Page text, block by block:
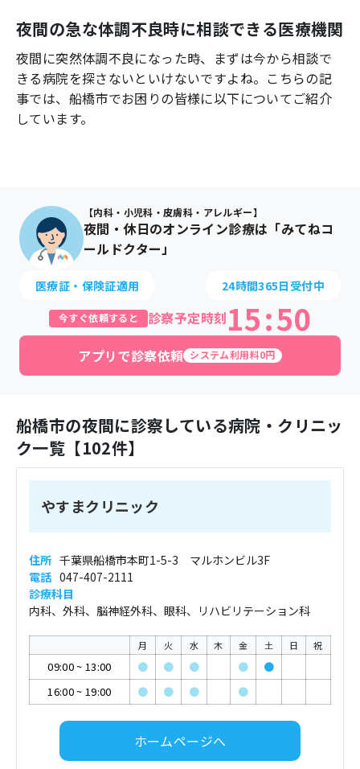
よくあるご質問
夜間の急な体調不良時に相談できる医療機関
夜間に突然体調不良になった時、まずは今から相談で
きる病院を探さないといけないですよね。こちらの記
事では、 船橋市でお困りの皆様に以下についてご紹介
しています。
【内科・小児科・皮膚科・アレルギー】
夜間・休日のオンライン診療は「みてねコ
ールドクター」
医療証・保険証適用 24時間365日受付中
今すぐ依頼すると 診察予定時刻15:50
アプリで診察依頼 システム利用料0円
船橋市の夜間に診察している病院・クリニッ
ク一覧【102件】
やすまクリニック
住所 千葉県船橋市本町1-5-3 マルホンビル3F
電話 047-407-2111
診療科目
内科、外科、脳神経外科、眼科、リハビリテーション科
月 火 水 木 金 土 日 祝
09:00~ 13:00 ● ● ● ●
●
16:00~ 19:00 ● ● ● ●
ホームページへ